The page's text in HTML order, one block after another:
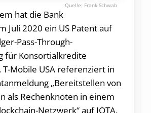
Frank Schwab
hat die Bank
Juli 2020 ein US Patent auf
Pass-Through-
für Konsortialkredite
Mobile USA referenziert in
„Bereitstellen von
als Rechenknoten in einem
Netzwerk“ auf IOTA.